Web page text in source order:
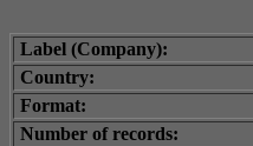
Label (Company):
Country:
Format:
Number of records: